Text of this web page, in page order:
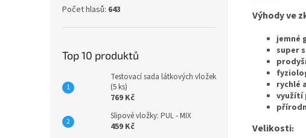
Počet hlasů: 643
Top 10 produktů
Testovací sada látkových vložek
(5 ks)
769 Kč
Slipové vložky: PUL - MIX
459 Kč
Výhody ve
jemné
super
rychlé
využítí
Velikosti: